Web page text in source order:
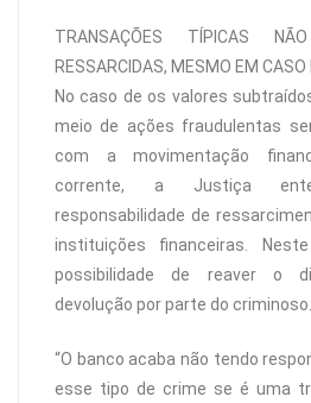
TRANSAÇÕES TÍPICAS
RESSARCIDAS, MESMO EM CASO
No caso de os valores
meio de ações fraudulentas
com a movimentação
corrente, a Justiça
responsabilidade de
instituições financeiras.
possibilidade de reaver o
devolução por parte do criminoso.
“O banco acaba não tendo
esse tipo de crime se é uma